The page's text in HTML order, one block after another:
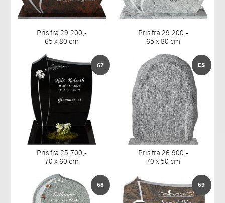
Pris fra 29.200,-
65 x 80 cm
Pris fra 29.200,-
65 x 80 cm
67
Pris fra 25.700,-
70 x 60 cm
ES
Pris fra 26.900,-
70 x 50 cm
68 69